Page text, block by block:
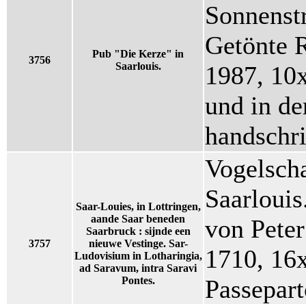
3756
Pub "Die Kerze" in
Saarlouis.
Getönte
1987,
und in
3757
Saar-Louies, in Lottringen,
aande Saar beneden
Saarbruck : sijnde een
nieuwe Vestinge. Sar-
Ludovisium in Lotharingia,
ad Saravum, intra Saravi
Pontes.
von
1710,